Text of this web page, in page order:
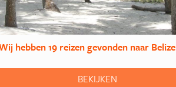
hebben19 reizengevonden naar Belize
BEKIJKEN